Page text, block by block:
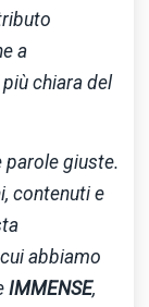
a
chiara del
parole giuste.
contenuti e
abbiamo
IMMENSE,